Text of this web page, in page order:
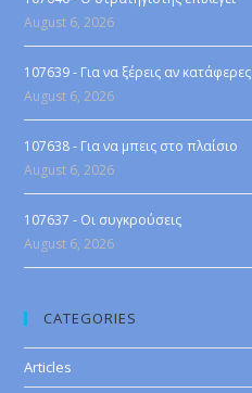
August 6, 2026
107639 - Για να ξέρεις αν κατάφερες
August 6, 2026
107638 - Για να μπεις στο πλαίσιο
August 6, 2026
107637 - Οι συγκρούσεις
August 6, 2026
CATEGORIES
Articles